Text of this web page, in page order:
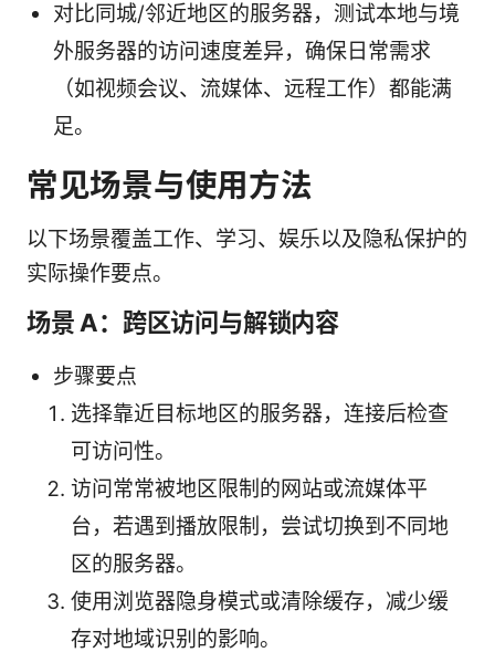
对比同城/邻近地区的服务器，测试本地与境
外服务器的访问速度差异，确保日常需求
（如视频会议、流媒体、远程工作）都能满
足。
常见场景与使用方法
以下场景覆盖工作、学习、娱乐以及隐私保护的
实际操作要点。
场景 A：跨区访问与解锁内容
步骤要点
选择靠近目标地区的服务器，连接后检查
可访问性。
访问常常被地区限制的网站或流媒体平
台，若遇到播放限制，尝试切换到不同地
区的服务器。
使用浏览器隐身模式或清除缓存，减少缓
存对地域识别的影响。